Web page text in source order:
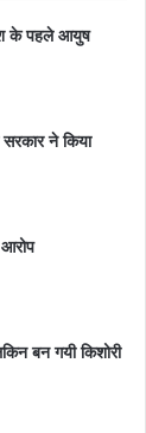
के पहले आयुष
ने किया
बन गयी किशोरी